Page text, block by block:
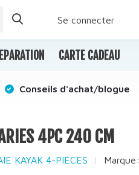
Se connecter
CARTE CADEAU
Conseils d'achat/blogue
4PC 240 CM
KAYAK 4-PIÈCES Marque: